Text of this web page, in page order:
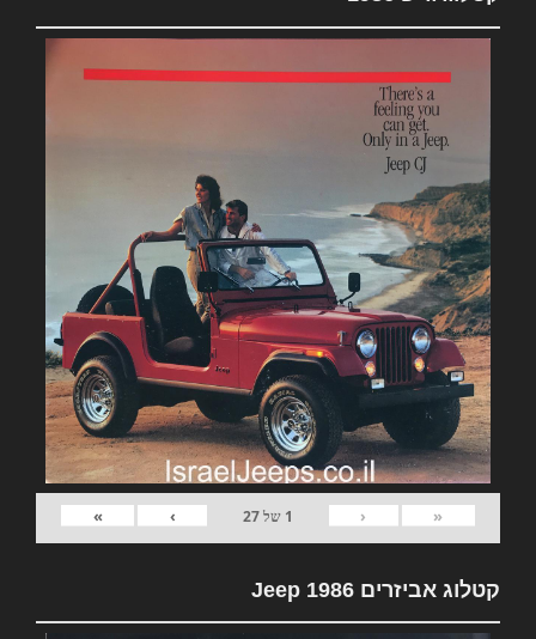
«
‹
1 של27
›
»
קטלוג אביזרים Jeep 1986